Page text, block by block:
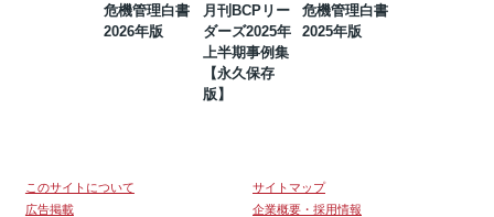
危機管理白書
2026年版
月刊BCPリー
ダーズ2025年
上半期事例集
【永久保存
版】
危機管理白書
2025年版
このサイトについて
サイトマップ
広告掲載
企業概要・採用情報